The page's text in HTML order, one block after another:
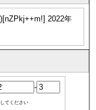
2022年
-
てください